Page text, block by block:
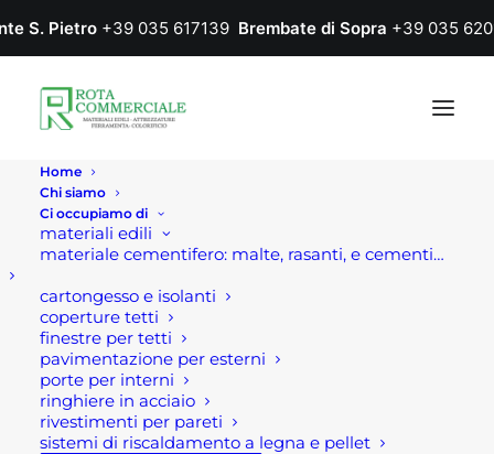
S. Pietro +39 035 617139 Brembate di Sopra +39 035
Home
Chi siamo
Ci occupiamo di
materiali edili
materiale cementifero: malte, rasanti, e cementi…
cartongesso e isolanti
coperture tetti
finestre per tetti
pavimentazione per esterni
porte per interni
ringhiere in acciaio
rivestimenti per pareti
sistemi di riscaldamento a legna e pellet